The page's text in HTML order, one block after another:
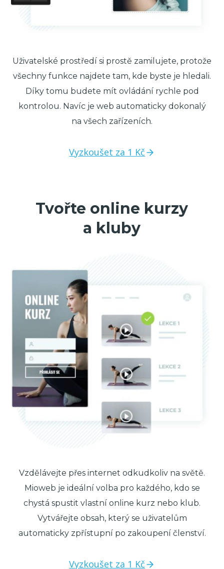
Uživatelské prostředí si prostě zamilujete, protože
všechny funkce najdete tam, kde byste je hledali.
Díky tomu budete mít ovládání rychle pod
kontrolou. Navíc je web automaticky dokonalý
na všech zařízeních.
Vyzkoušet za 1 Kč
Tvořte online kurzy
a kluby
Vzdělávejte přes internet odkudkoliv na světě.
Mioweb je ideální volba pro každého, kdo se
chystá spustit vlastní online kurz nebo klub.
Vytvářejte obsah, který se uživatelům
automaticky zpřístupní po zakoupení členství.
Vyzkoušet za 1 Kč